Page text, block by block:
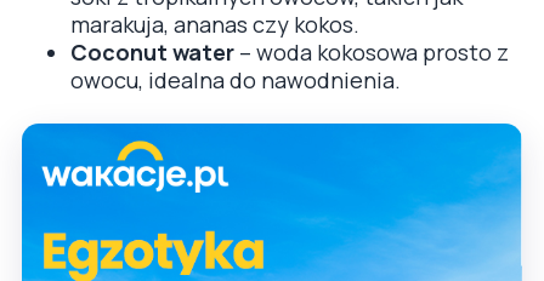
marakuja, ananas czy kokos.
Coconut water – woda kokosowa prosto z
owocu, idealna do nawodnienia.